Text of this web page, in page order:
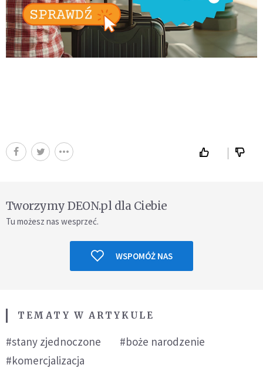
Tworzymy DEON.pl dla Ciebie
Tu możesz nas wesprzeć.
WSPOMÓŻ NAS
TEMATY W ARTYKULE
#stany zjednoczone
#boże narodzenie
#komercjalizacja